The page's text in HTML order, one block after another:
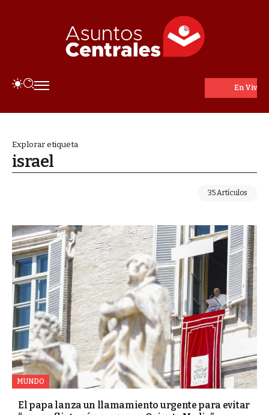
Explorar etiqueta
israel
35 Artículos
MUNDO
El papa lanza un llamamiento urgente para evitar